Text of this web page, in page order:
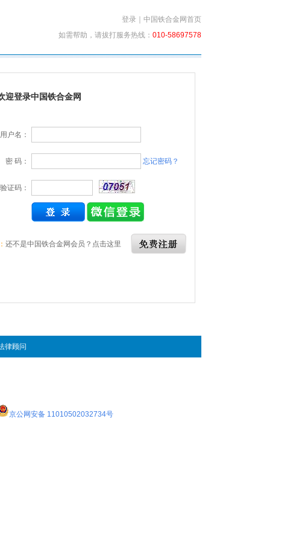
登录
中国铁合金网首页
如需帮助，请拔打服务热线： 010-58697578
迎登录中国铁合金网
用户名：
密 码： 忘记密码？
验证码：
还不是中国铁合金网会员？点击这里
律顾问
京公网安备 11010502032734号